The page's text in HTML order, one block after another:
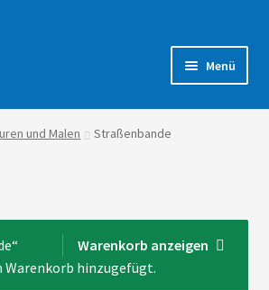
Menü
und Malen Straßenbande
Warenkorb anzeigen
Warenkorb hinzugefügt.